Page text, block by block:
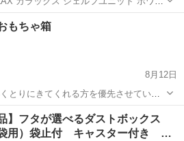
、所々傷や汚れがあります。綺麗に使
カラックス
もちゃ箱
8月12日
とりにきてくれる方を優先させていた
します。収納家具
】フタが選べるダストボックス
袋用）袋止付 キャスター付き